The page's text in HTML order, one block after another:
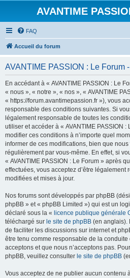
AVANTIME
FAQ
Accueil du forum
AVANTIME PASSION : Le Forum
En accédant à « AVANTIME PASSION : Le
« nous », « notre », « nos », « AVANTIME
« https://forum.avantimepassion.fr »), vous
responsable des conditions suivantes. Si
légalement responsable de toutes les
utiliser et accéder à « AVANTIME PASSION
modifier ces conditions à n’importe quel
informer de ces modifications, bien que
régulièrement par vous-même. En effet, si
« AVANTIME PASSION : Le Forum » après
effectuées, vous acceptez d’être
modifiées et mises à jour.
Nos forums sont développés par phpBB
phpBB » et « phpBB Limited ») qui est un
déclaré sous la « licence publique générale
téléchargé sur le site de phpBB (en anglais).
de faciliter les discussions sur internet et
être tenu comme responsable de la
acceptons et que nous n’acceptons pas.
phpBB, veuillez consulter le site de phpBB
Vous acceptez de ne publier aucun contenu